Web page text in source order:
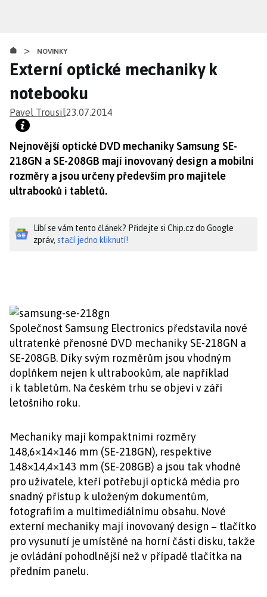
obsahu
> NOVINKY
Externí optické mechaniky k
notebooku
Pavel Trousil23.07.2014
Nejnovější optické DVD mechaniky Samsung SE-
218GN a SE-208GB mají inovovaný design a mobilní
rozměry a jsou určeny především pro majitele
ultrabooků i tabletů.
Líbí se vám tento článek? Přidejte si Chip.cz do Google
zpráv, stačí jedno kliknutí!
Společnost Samsung Electronics představila nové
ultratenké přenosné DVD mechaniky SE-218GN a
SE-208GB. Díky svým rozměrům jsou vhodným
doplňkem nejen k ultrabookům, ale například
i k tabletům. Na českém trhu se objeví v září
letošního roku.
Mechaniky mají kompaktními rozměry
148,6×14×146 mm (SE-218GN), respektive
148×14,4×143 mm (SE-208GB) a jsou tak vhodné
pro uživatele, kteří potřebují optická média pro
snadný přístup k uloženým dokumentům,
fotografiím a multimediálnímu obsahu. Nové
externí mechaniky mají inovovaný design − tlačítko
pro vysunutí je umístěné na horní části disku, takže
je ovládání pohodlnější než v případě tlačítka na
předním panelu.